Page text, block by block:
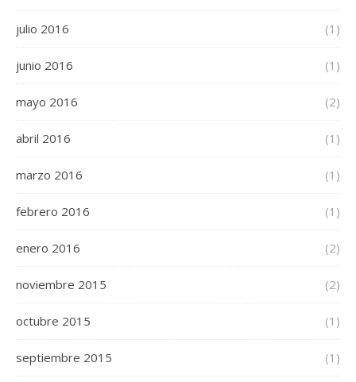
julio 2016 (1)
junio 2016 (1)
mayo 2016 (2)
abril 2016 (1)
marzo 2016 (1)
febrero 2016 (1)
enero 2016 (2)
noviembre 2015 (2)
octubre 2015 (1)
septiembre 2015 (1)